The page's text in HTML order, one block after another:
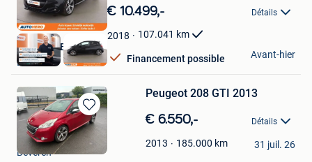
dans
Mes
Favoris
€ 10.499,- Détails
2018 107.041 km
Financement possible
Autohero België
Bruxelles
Avant-hier
Sauvegarder
dans
Mes
Favoris
Peugeot 208 GTI 2013
€ 6.550,- Détails
2013 185.000 km
John
Beveren
31 juil. 26